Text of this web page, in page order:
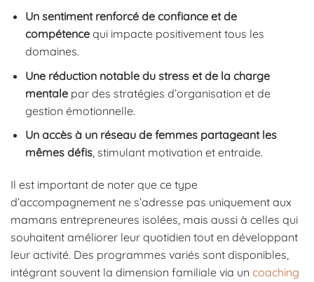
Un sentiment renforcé de confiance et de
compétencequi impacte positivement tous les
domaines.
Une réduction notable du stress et de la charge
mentalepar des stratégies d’organisation et de
gestion émotionnelle.
Un accès à un réseau de femmes partageant les
mêmes défis, stimulant motivation et entraide.
Il est important de noter que ce type
d’accompagnement ne s’adresse pas uniquement aux
mamans entrepreneures isolées, mais aussi à celles qui
souhaitent améliorer leur quotidien tout en développant
leur activité. Des programmes variés sont disponibles,
intégrant souvent la dimension familiale via un coaching